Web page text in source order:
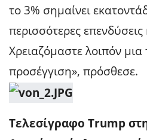
το 3% σημαίνει
περισσότερες
Χρειαζόμαστε λοιπόν
προσέγγιση», πρόσθεσε.
Τελεσίγραφο Trump